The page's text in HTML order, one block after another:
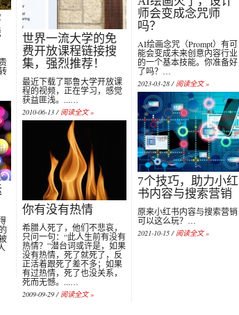
世界一流大学的免
费开放课程链接搜
集，强烈推荐！
最近下载了耶鲁大学开放课
程的视频，正在学习，感觉
获益匪浅。...…
2010-06-13 / 阅读全文 »
你有没有热情
希腊人死了，他们不悲哀，
只问一句：“此人生前有没有
热情？”潜台词或许是，如果
没有热情，死了就死了，反
正活着跟死了差不多；如果
有过热情，死了也没关系，
死而无憾。...…
2009-09-29 / 阅读全文 »
师会变成念咒师
吗？
AI绘画念咒（Prompt）有可
能会变成未来创意内容行业
的一个基本技能。你准备好
了吗？…
2023-03-28 / 阅读全文 »
7个技巧，助力小红
书内容与搜索营销
原来小红书内容与搜索营销
可以这么玩？…
2021-10-15 / 阅读全文 »